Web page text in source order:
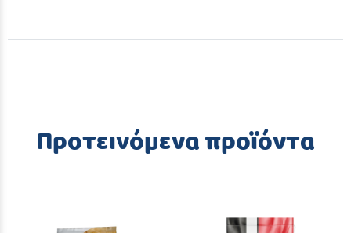
Προτεινόμενα προϊόντα